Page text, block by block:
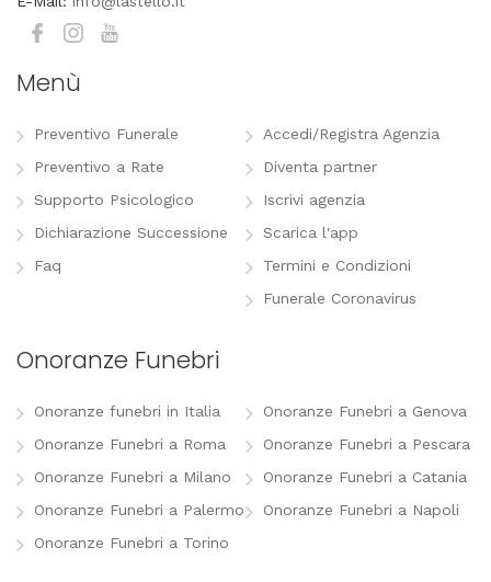
Menù
Preventivo Funerale
Preventivo a Rate
Supporto Psicologico
Dichiarazione Successione
Faq
Accedi/Registra Agenzia
Diventa partner
Iscrivi agenzia
Scarica l'app
Termini e Condizioni
Funerale Coronavirus
Onoranze Funebri
Onoranze funebri in Italia
Onoranze Funebri a Roma
Onoranze Funebri a Milano
Onoranze Funebri a Palermo
Onoranze Funebri a Torino
Onoranze Funebri a Genova
Onoranze Funebri a Pescara
Onoranze Funebri a Catania
Onoranze Funebri a Napoli